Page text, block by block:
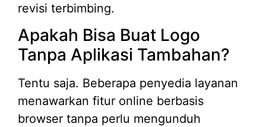
revisi terbimbing.
Apakah Bisa Buat Logo
Tanpa Aplikasi Tambahan?
Tentu saja. Beberapa penyedia layanan
menawarkan fitur online berbasis
browser tanpa perlu mengunduh